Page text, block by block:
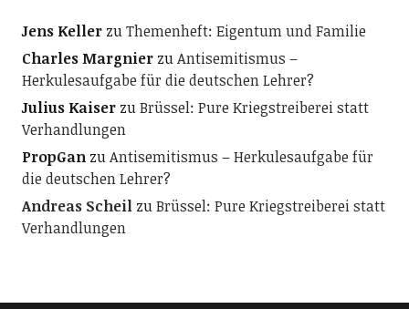
Jens KellerzuThemenheft: Eigentum und Familie
Charles MargnierzuAntisemitismus –
Herkulesaufgabe für die deutschen Lehrer?
Julius KaiserzuBrüssel: Pure Kriegstreiberei statt
Verhandlungen
PropGanzuAntisemitismus – Herkulesaufgabe für
die deutschen Lehrer?
Andreas ScheilzuBrüssel: Pure Kriegstreiberei statt
Verhandlungen